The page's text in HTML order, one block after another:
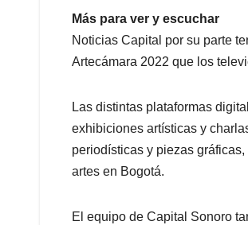
Más para ver y escuchar
Noticias Capital por su parte
Artecámara 2022 que los
Las distintas plataformas
exhibiciones artísticas y
periodísticas y piezas
artes en Bogotá.
El equipo de Capital Sonoro